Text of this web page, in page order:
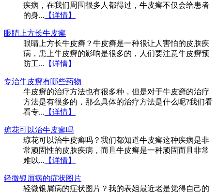
疾病，在我们周围很多人都得过，牛皮癣不仅会给患者
的身... 【详情】
眼睛上方长牛皮癣
眼睛上方长牛皮癣？牛皮癣是一种很让人害怕的皮肤疾
病，患上牛皮癣的影响是很多的，人们要注意牛皮癣预
防工... 【详情】
专治牛皮癣有哪些药物
牛皮癣的治疗方法也有很多种，但是对于牛皮癣的治疗
方法是有很多的，那么具体的治疗方法是什么呢?我们看
看专... 【详情】
琼花可以治牛皮癣吗
琼花可以治牛皮癣吗？我们都知道牛皮癣这种疾病是非
常顽固性的皮肤疾病，而且牛皮癣是一种顽固而且非常
难以... 【详情】
轻微银屑病的症状图片
轻微银屑病的症状图片？我的表姐最近老是觉得自己的